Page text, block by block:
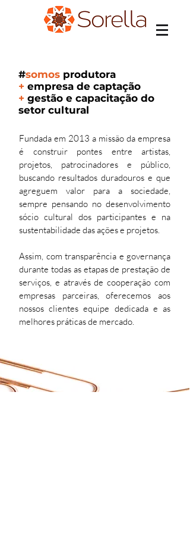
#somos produtora
+ empresa de captação
+ gestão e capacitação do
setor cultural
Fundada em 2013 a missão da empresa
é construir pontes entre artistas,
projetos, patrocinadores e público,
buscando resultados duradouros e que
agreguem valor para a sociedade,
sempre pensando no desenvolvimento
sócio cultural dos participantes e na
sustentabilidade das ações e projetos.
Assim, com transparência e governança
durante todas as etapas de prestação de
serviços, e através de cooperação com
empresas parceiras, oferecemos aos
nossos clientes equipe dedicada e as
melhores práticas de mercado.